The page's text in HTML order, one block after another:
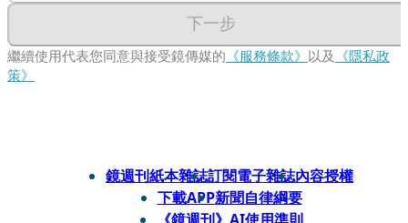
下一步
繼續使用代表您同意與接受鏡傳媒的 《服務條款》 以及 《隱私政
策》
鏡週刊紙本雜誌訂閱電子雜誌內容授權
下載APP新聞自律綱要